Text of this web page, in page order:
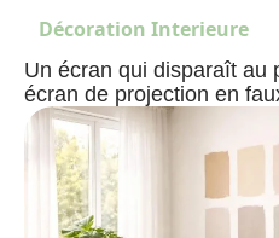
Décoration Interieure
Un écran qui disparaît au
écran de projection en